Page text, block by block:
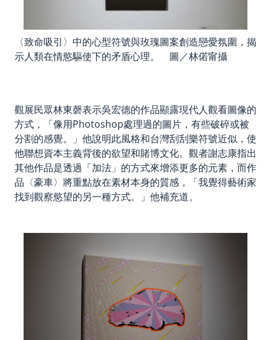
〈致命吸引〉中的心型符號與玫瑰圖案創造戀愛氛圍，揭
示人類在情慾驅使下的矛盾心理。 圖／林偌甯攝
觀展民眾林東磬表示吳宏德的作品顯露現代人觀看圖像的
方式，「像用Photoshop處理過的圖片，有些破碎或被
分割的感覺。」他說明此風格和台灣刮刮樂符號近似，使
他聯想資本主義背後的欲望和賭博文化。觀者謝志康指出
其他作品是透過「加法」的方式來增添更多的元素，而作
品〈豪車〉將重點放在素材本身的質感，「我覺得藝術家
找到觀察慾望的另一種方式。」他補充道。